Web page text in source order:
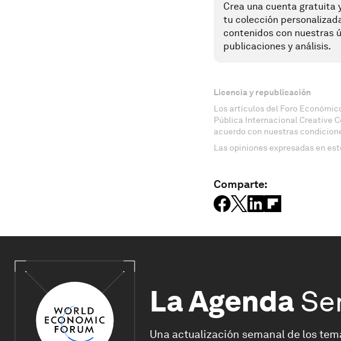
Crea una cuenta gratuita
tu colección
contenidos con nuestras
publicaciones y análisis.
Licencia y republicación
Los artículos del Foro
Pública Internacional Creative
acuerdo con nuestras
Las opiniones expresadas en
Comparte:
La Agenda
Una actualización semanal de los